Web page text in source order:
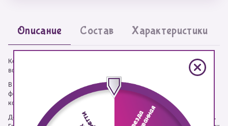
Описание Состав Характеристики
Композиция из шаров "Кукла ЛОЛ хром" – готовая композиция из
воздушных шаров с гелием для яркого оформления праздника.
В набор входит 4 позиции: фольгированная фигура «кукла»,
фольгированное сердце, латексные шары хром, прозрачные шары с
конфетти.
Доставка по Москве и Московской области за 2 часа, круглосуточно.